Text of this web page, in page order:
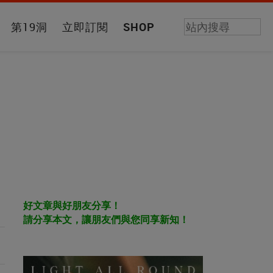
第19洞 立即訂閱 SHOP
好文章與好朋友分享！
請分享本文，讓朋友們與您同享新知！